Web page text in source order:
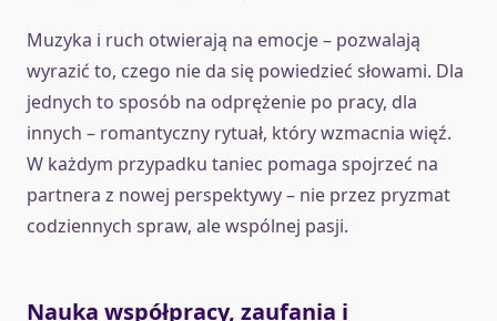
Muzyka i ruch otwierają na emocje – pozwalają
wyrazić to, czego nie da się powiedzieć słowami. Dla
jednych to sposób na odprężenie po pracy, dla
innych – romantyczny rytuał, który wzmacnia więź.
W każdym przypadku taniec pomaga spojrzeć na
partnera z nowej perspektywy – nie przez pryzmat
codziennych spraw, ale wspólnej pasji.
Nauka współpracy, zaufania i